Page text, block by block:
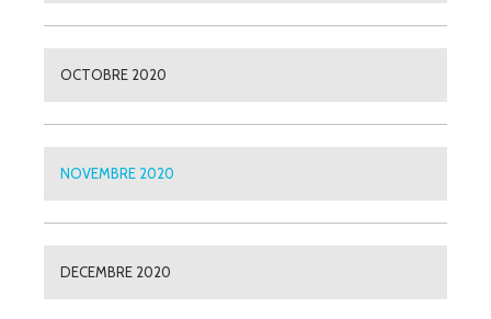
OCTOBRE 2020
NOVEMBRE 2020
DECEMBRE 2020